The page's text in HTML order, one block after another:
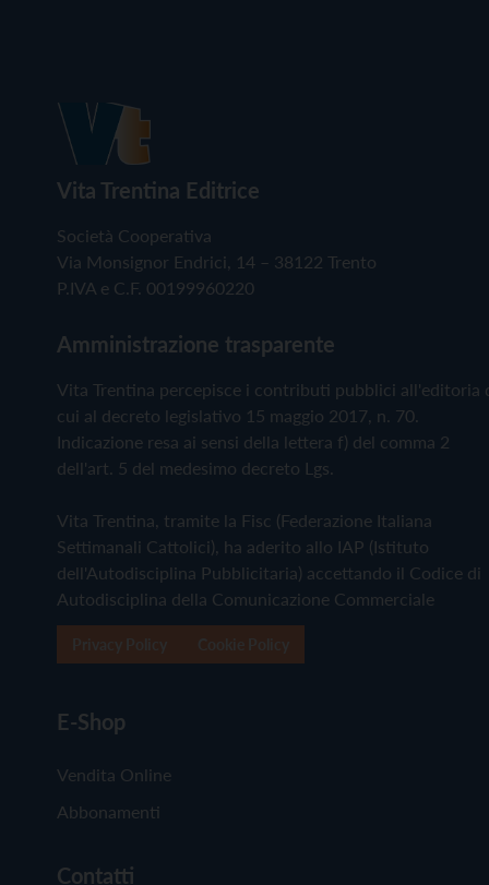
Vita Trentina Editrice
Società Cooperativa
Via Monsignor Endrici, 14 – 38122 Trento
P.IVA e C.F. 00199960220
Amministrazione trasparente
Vita Trentina percepisce i contributi pubblici all'editoria
cui al decreto legislativo 15 maggio 2017, n. 70.
Indicazione resa ai sensi della lettera f) del comma 2
dell'art. 5 del medesimo decreto Lgs.
Vita Trentina, tramite la Fisc (Federazione Italiana
Settimanali Cattolici), ha aderito allo IAP (Istituto
dell'Autodisciplina Pubblicitaria) accettando il Codice di
Autodisciplina della Comunicazione Commerciale
E-Shop
Vendita Online
Abbonamenti
Contatti